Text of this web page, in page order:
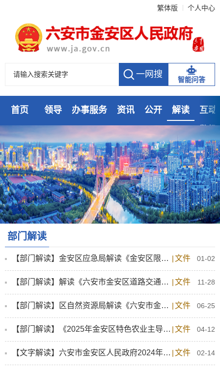
繁体版 个人中心
智能问答
首页 领导 办事服务 资讯 公开 解读
互动
走进
部门解读
|文件
【部门解读】金安区应急局解读《金安区限额以下小型工程作业安全生产管理办法》 01-02
|文件
【部门解读】解读《六安市金安区道路交通安全常态化治理工作实施方案》 11-28
|文件
【部门解读】区自然资源局解读《六安市金安区人民政府关于公布金安区乡镇国有建设用地定级与基准地价更新成果的通知》 06-25
|文件
【部门解读】《2025年金安区特色农业主导产业发展贴息办法》政策解读 04-12
|文件
【文字解读】六安市金安区人民政府2024年政府信息公开工作年度报告 02-14